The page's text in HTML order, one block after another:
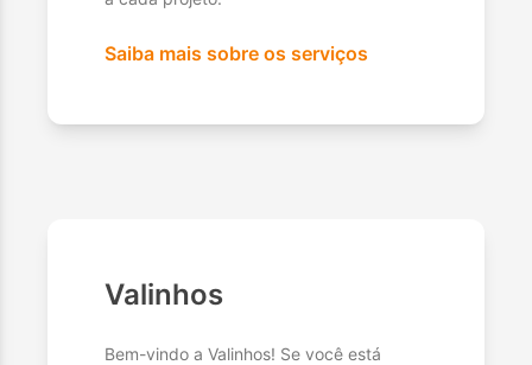
Saiba mais sobre os serviços
Valinhos
Bem-vindo a Valinhos! Se você está